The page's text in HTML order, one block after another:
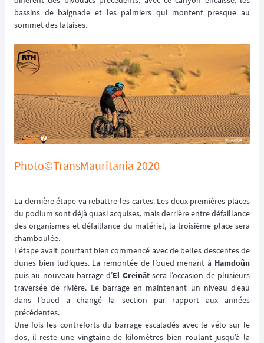
bassins de baignade et les palmiers qui montent presque au
sommet des falaises.
Photo©TransMauritania 2020
La dernière étape va rebattre les cartes. Les deux premières places
du podium sont déjà quasi acquises, mais derrière entre défaillance
des organismes et défaillance du matériel, la troisième place sera
chamboulée.
L’étape avait pourtant bien commencé avec de belles descentes de
dunes bien ludiques. La remontée de l’oued menant à Hamdoûn
puis au nouveau barrage d’El Greinâtsera l’occasion de plusieurs
traversée de rivière. Le barrage en maintenant un niveau d’eau
dans l’oued a changé la section par rapport aux années
précédentes.
Une fois les contreforts du barrage escaladés avec le vélo sur le
dos, il reste une vingtaine de kilomètres bien roulant jusqu’à la